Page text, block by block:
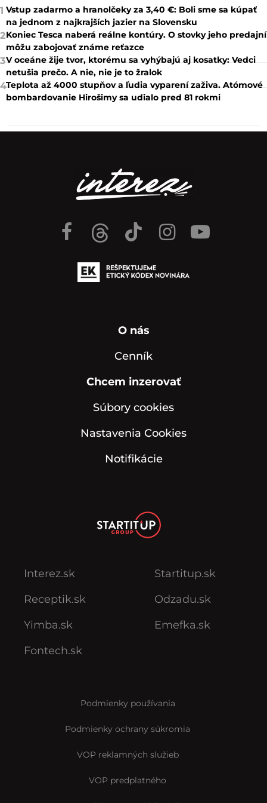
1 Vstup zadarmo a hranolčeky za 3,40 €: Boli sme sa kúpať
na jednom z najkrajších jazier na Slovensku
2Koniec Tesca naberá reálne kontúry. O stovky jeho predajní
môžu zabojovať známe reťazce
3V oceáne žije tvor, ktorému sa vyhýbajú aj kosatky: Vedci
netušia prečo. A nie, nie je to žralok
4Teplota až 4000 stupňov a ľudia vyparení zaživa. Atómové
bombardovanie Hirošimy sa udialo pred 81 rokmi
O nás
Cenník
Chcem inzerovať
Súbory cookies
Nastavenia Cookies
Notifikácie
Interez.sk
Receptik.sk
Yimba.sk
Fontech.sk
Startitup.sk
Odzadu.sk
Emefka.sk
Podmienky používania
Podmienky ochrany súkromia
VOP reklamných služieb
VOP predplatného